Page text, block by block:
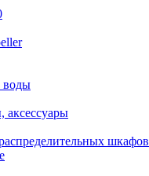
воды
шкафов